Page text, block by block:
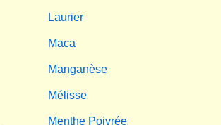
Laurier
Maca
Manganèse
Mélisse
Menthe Poivrée